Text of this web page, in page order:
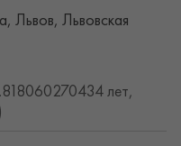
Львов, Львовская
лет,